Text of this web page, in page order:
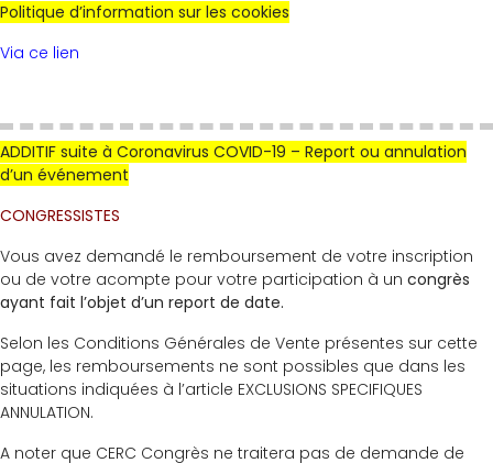
Politique d’information sur les cookies
Via ce lien
ADDITIF suite à Coronavirus COVID-19 – Report ou annulation
d’un événement
CONGRESSISTES
Vous avez demandé le remboursement de votre inscription
ou de votre acompte pour votre participation à un congrès
ayant fait l’objet d’un report de date.
Selon les Conditions Générales de Vente présentes sur cette
page, les remboursements ne sont possibles que dans les
situations indiquées à l’article EXCLUSIONS SPECIFIQUES
ANNULATION.
A noter que CERC Congrès ne traitera pas de demande de